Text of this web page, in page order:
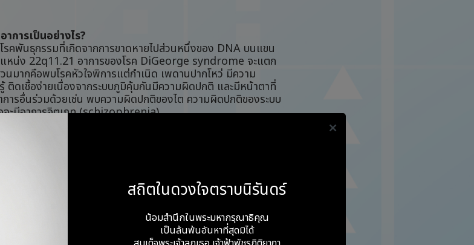
การเป็นอย่างไร?
คพันธุกรรมที่เกิดจากการขาดหายไปส่วนหนึ่งของ DNA บนแขน
แหน่ง 22q11.21 อาการของโรค DiGeorge syndrome จะแตก
มากคือพบโรคหัวใจพิการแต่กำเนิด เพดานปากโหว่ มีความ
ดเชื้อง่ายเนื่องจากระบบภูมิคุ้มกันมีความผิดปกติ และมีหน้าตาที่
ารอื่นร่วมด้วยเช่น พบความผิดปกติของไต ความผิดปกติของระบบ
จะมีอาการจิตเภท (schizophrenia)
คัดกรองได้ด้วยการตรวจ NIPT ระหว่างตั้งครรภ์ หรือการตรวจ
โรคตั้งแต่เนิ่น ๆ ช่วยให้วางแผนการตั้งครรภ์ให้ดำเนินไปได้อย่าง
ารรักษาที่เหมาะสมอีกด้วย
ให้หายขาด แต่คุณหมอจะรักษาคนไข้แบบประคับประคอง
สถิตในดวงใจตราบนิรันดร์
น้อมสำนึกในพระมหากรุณาธิคุณ
เป็นล้นพ้นอันหาที่สุดมิได้